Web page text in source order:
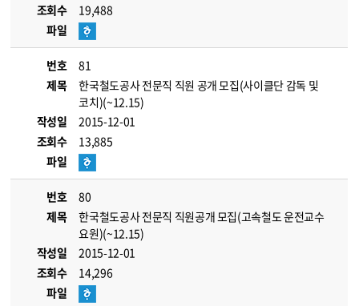
조회수
19,488
파일
번호
81
제목
한국철도공사 전문직 직원 공개 모집(사이클단 감독 및
코치)(~12.15)
작성일
2015-12-01
조회수
13,885
파일
번호
80
제목
한국철도공사 전문직 직원공개 모집(고속철도 운전교수
요원)(~12.15)
작성일
2015-12-01
조회수
14,296
파일